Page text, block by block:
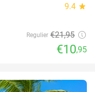
9.4 star
Regulier €21,95
€10,95